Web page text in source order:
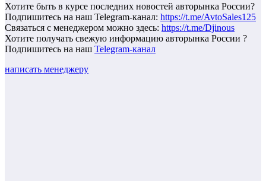
Хотите быть в курсе последних новостей авторынка России?
Подпишитесь на наш Telegram-канал: https://t.me/AvtoSales125
Связаться с менеджером можно здесь: https://t.me/Djinous
Хотите получать свежую информацию авторынка России ?
Подпишитесь на наш Telegram-канал
написать менеджеру